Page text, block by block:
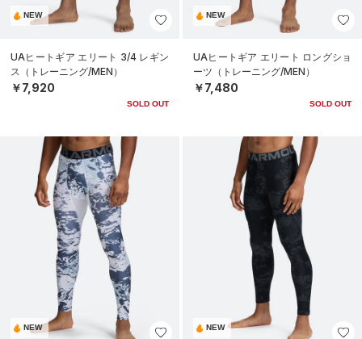
NEW
UAヒートギア エリート 3/4 レギン
ス（トレーニング/MEN）
￥7,920
SOLD OUT
NEW
UAヒートギア エリート ロングショ
ーツ（トレーニング/MEN）
￥7,480
SOLD OUT
NEW NEW